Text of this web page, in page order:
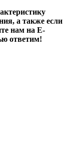
а также если
нам на E-
ответим!